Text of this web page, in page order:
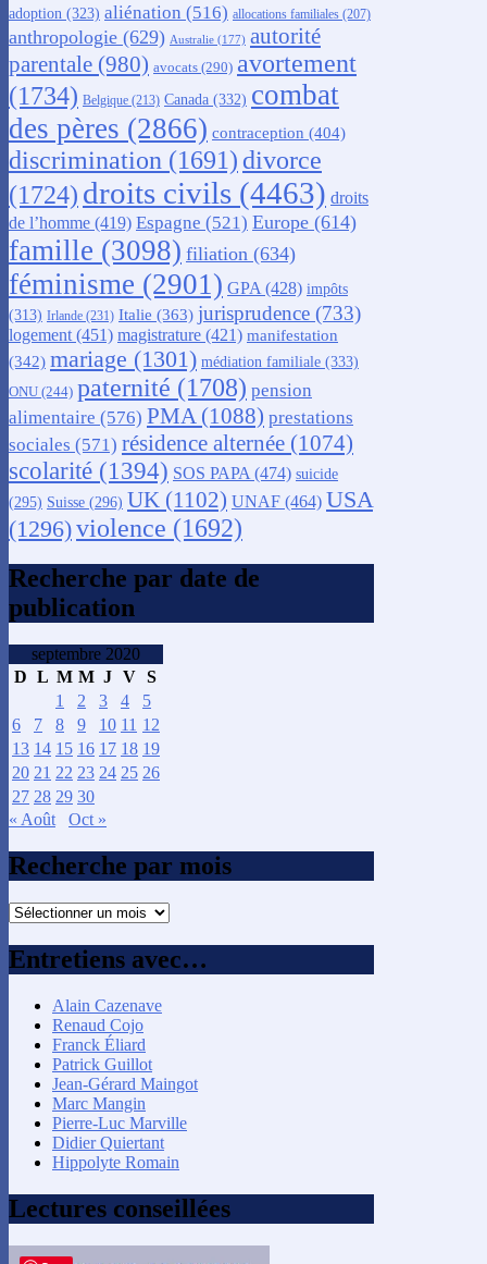
adoption (323) aliénation (516) allocations familiales (207)
anthropologie (629) Australie (177) autorité
parentale (980) avocats (290) avortement
(1734) Belgique (213) Canada (332) combat
des pères (2866) contraception (404)
discrimination (1691) divorce
(1724) droits civils (4463) droits
de l’homme (419) Espagne (521) Europe (614)
famille (3098) filiation (634)
féminisme (2901) GPA (428) impôts
(313) Irlande (231) Italie (363) jurisprudence (733)
logement (451) magistrature (421) manifestation
(342) mariage (1301) médiation familiale (333)
ONU (244) paternité (1708) pension
alimentaire (576) PMA (1088) prestations
sociales (571) résidence alternée (1074)
scolarité (1394) SOS PAPA (474) suicide
(295) Suisse (296) UK (1102) UNAF (464) USA
(1296)violence (1692)
Recherche par date de
publication
septembre 2020
D L M M J V S
1
2 3 4
5
6
7 8 9 10 11 12
13 14 15 16 17 18 19
20 21 22 23 24 25 26
27 28 29 30
« Août
Oct »
Recherche par mois
Recherche
mois
Entretiens avec…
Alain Cazenave
Renaud Cojo
Franck Éliard
Patrick Guillot
Jean-Gérard Maingot
Marc Mangin
Pierre-Luc Marville
Didier Quiertant
Hippolyte Romain
Lectures conseillées